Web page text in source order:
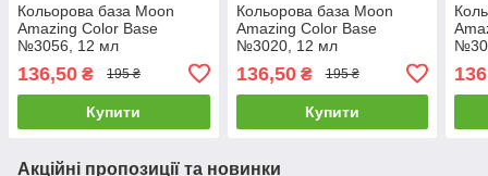
Кольорова база Moon
Amazing Color Base
№3056, 12 мл
136,50 ₴ 195 ₴
Купити
Кольорова база Moon
Amazing Color Base
№3020, 12 мл
136,50₴ 195 ₴
Купити
Акційні пропозиції та новинки